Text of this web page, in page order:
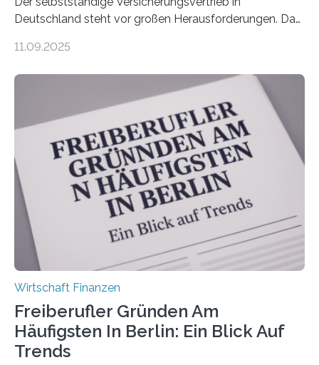
Deutschland steht vor großen Herausforderungen. Das
Dr. Matthias Beenken und Prof. Dr. Lukas Linnenbrink
Bundesverbands Deutscher Versicherungskaufleute e.V.
durchgeführt haben. Die Studie basiert auf den
Antworten von 1.440 selbstständigen
Versicherungsvertreter*innen und -makler*innen. Ein
Ergebnis: Deutlich mehr als die Hälfte der Befragten ist
über 50 Jahre alt und wird in den nächsten Jahren eine
Nachfolgeregelung benötigen. Aber nur ein Drittel hat
bereits Regelungen…
11.09.2025
Wirtschaft Finanzen
Freiberufler Gründen Am
Häufigsten In Berlin: Ein Blick Auf
Trends